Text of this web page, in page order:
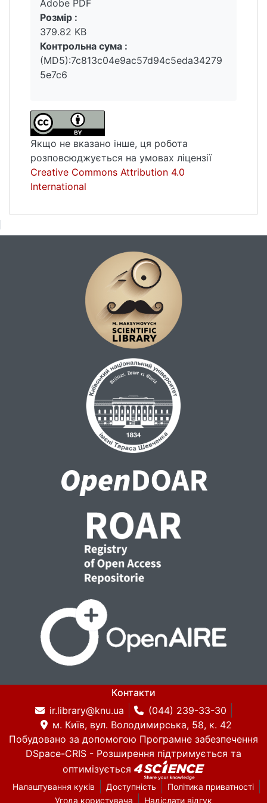
Adobe PDF
Розмір :
379.82 KB
Контрольна сума :
(MD5):7c813c04e9ac57d94c5eda34279
5e7c6
Якщо не вказано інше, ця робота
розповсюджується на умовах ліцензії
Creative Commons Attribution 4.0
International
Контакти
ir.library@knu.ua
(044) 239-33-30
м. Київ, вул. Володимирська, 58, к. 42
Побудовано за допомогою Програмне забезпечення
DSpace-CRIS - Розширення підтримується та
оптимізується
Налаштування куків Доступність
Політика приватності
Угода користувача
Надіслати відгук